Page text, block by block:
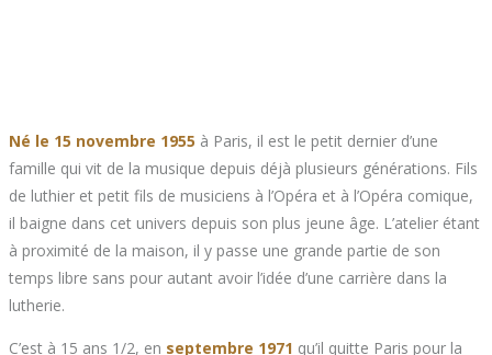
Né le 15 novembre 1955 à Paris, il est le petit dernier d’une
famille qui vit de la musique depuis déjà plusieurs générations. Fils
de luthier et petit fils de musiciens à l’Opéra et à l’Opéra comique,
il baigne dans cet univers depuis son plus jeune âge. L’atelier étant
à proximité de la maison, il y passe une grande partie de son
temps libre sans pour autant avoir l’idée d’une carrière dans la
lutherie.
C’est à 15 ans 1/2, en septembre 1971 qu’il quitte Paris pour la